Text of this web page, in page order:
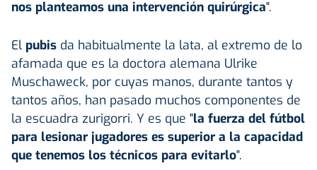
nos planteamos una intervención quirúrgica".
El pubis da habitualmente la lata, al extremo de lo
afamada que es la doctora alemana Ulrike
Muschaweck, por cuyas manos, durante tantos y
tantos años, han pasado muchos componentes de
la escuadra zurigorri. Y es que "la fuerza del fútbol
para lesionar jugadores es superior a la capacidad
que tenemos los técnicos para evitarlo".